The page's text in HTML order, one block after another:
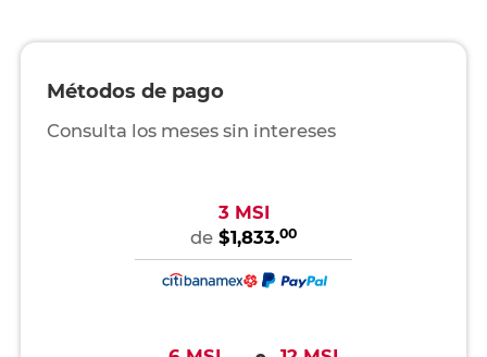
Métodos de pago
Consulta los meses sin intereses
3 MSI
de $1,833.00